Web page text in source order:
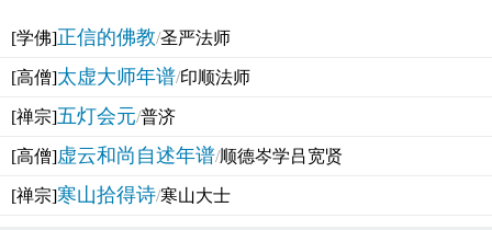
[学佛]正信的佛教/圣严法师
[高僧]太虚大师年谱/印顺法师
[禅宗]五灯会元/普济
[高僧]虚云和尚自述年谱/顺德岑学吕宽贤
[禅宗]寒山拾得诗/寒山大士